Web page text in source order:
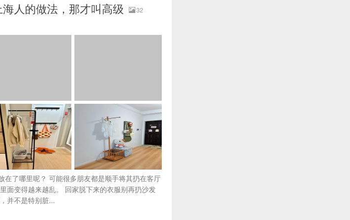
人的做法，那才叫高级
32
了哪里呢？ 可能很多朋友都是顺手将其扔在客厅
面变得越来越乱。 回家脱下来的衣服别再扔沙发
并不是特别脏...